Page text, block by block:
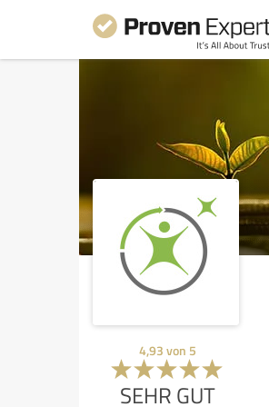
4,93 von 5
SEHR GUT